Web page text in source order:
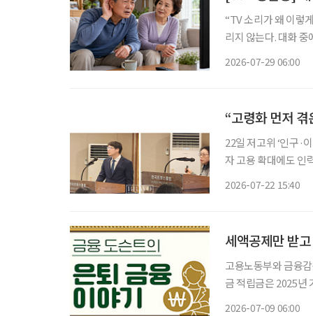
“TV 소리가 왜 이렇게 작지?” 가족은 시끄럽다며 볼륨을 줄이는
리지 않는다. 대화
2026-07-29 06:00
“고령화 먼저 겪
22일 저고위 ‘인구·이주 전
자 고용 확대에도 인
2026-07-22 15:40
세액공제만 받
고용노동부와 금융
금 적립금은 2025년
2026-07-09 06:00